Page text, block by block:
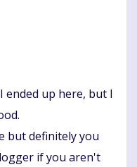
ended up here, but I
but definitely you
if you aren't